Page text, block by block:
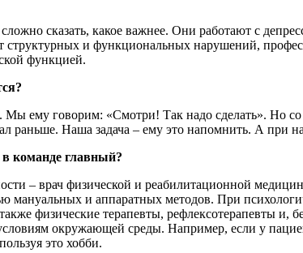
сказать, какое важнее. Они работают с
структурных и функциональных нарушений,
функцией.
ему говорим: «Смотри! Так надо сделать». Но
раньше. Наша задача – ему это напомнить. А
команде главный?
– врач физической и реабилитационной
мануальных и аппаратных методов. При
физические терапевты, рефлексотерапевты
окружающей среды. Например, если у
это хобби.